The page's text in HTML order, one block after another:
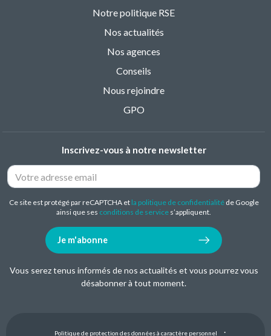
Notre politique RSE
Nos actualités
Nos agences
Conseils
Nous rejoindre
GPO
Inscrivez-vous à notre newsletter
Ce site est protégé par reCAPTCHA et la politique de confidentialitéde Google
ainsi que ses conditions de service s’appliquent.
Je m'abonne
Vous serez tenus informés de nos actualités et vous pourrez vous
désabonner à tout moment.
Politique de protection des données à caractère personnel